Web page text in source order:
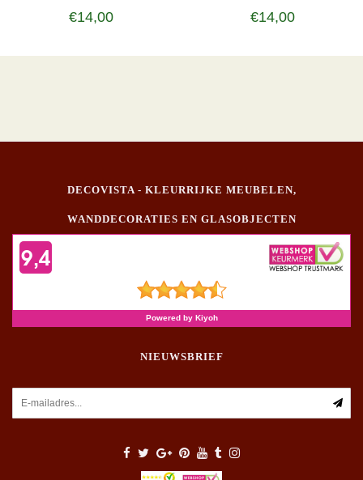
€14,00 €14,00
DECOVISTA - KLEURRIJKE MEUBELEN,
WANDDECORATIES EN GLASOBJECTEN
NIEUWSBRIEF